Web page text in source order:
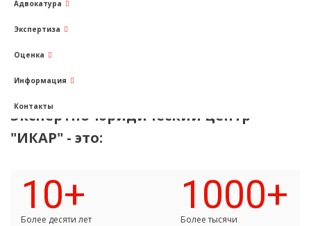
Адвокатура
Экспертиза
Оценка
Информация
Контакты
Услуги Юридические услуги
Экспертно-юридический центр
"ИКАР" - это:
10+
Более десяти лет
1000+
Более тысячи